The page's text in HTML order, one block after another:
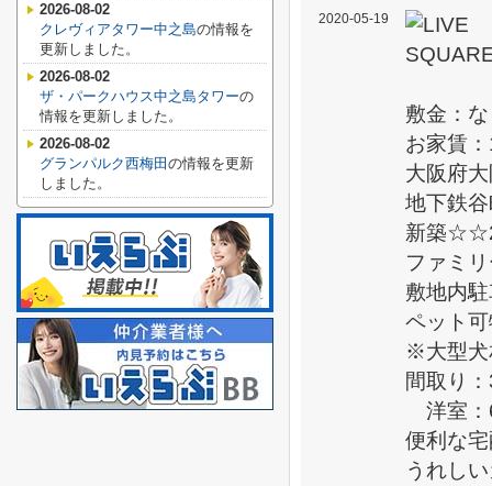
2020-05-19
敷金：
お家賃
大阪府
地下鉄
新築
ファミ
敷地内
ペット
※大型
間取り
洋室
便利な
うれし
2026-08-02
クレヴィアタワー中之島の情報を
更新しました。
2026-08-02
ザ・パークハウス中之島タワーの
情報を更新しました。
2026-08-02
グランパルク西梅田 の情報を更新
しました。